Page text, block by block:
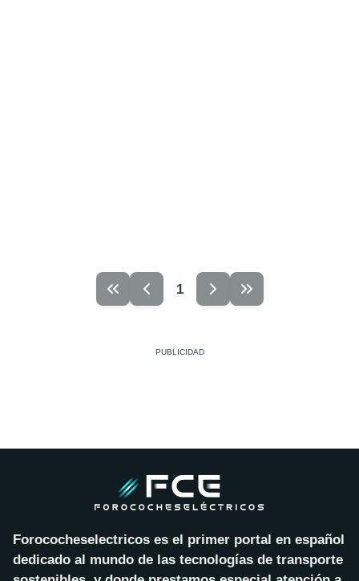
1
Forococheselectricos es el primer portal en español
dedicado al mundo de las tecnologías de transporte